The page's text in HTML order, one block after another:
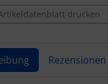
drucken
Rezensionen